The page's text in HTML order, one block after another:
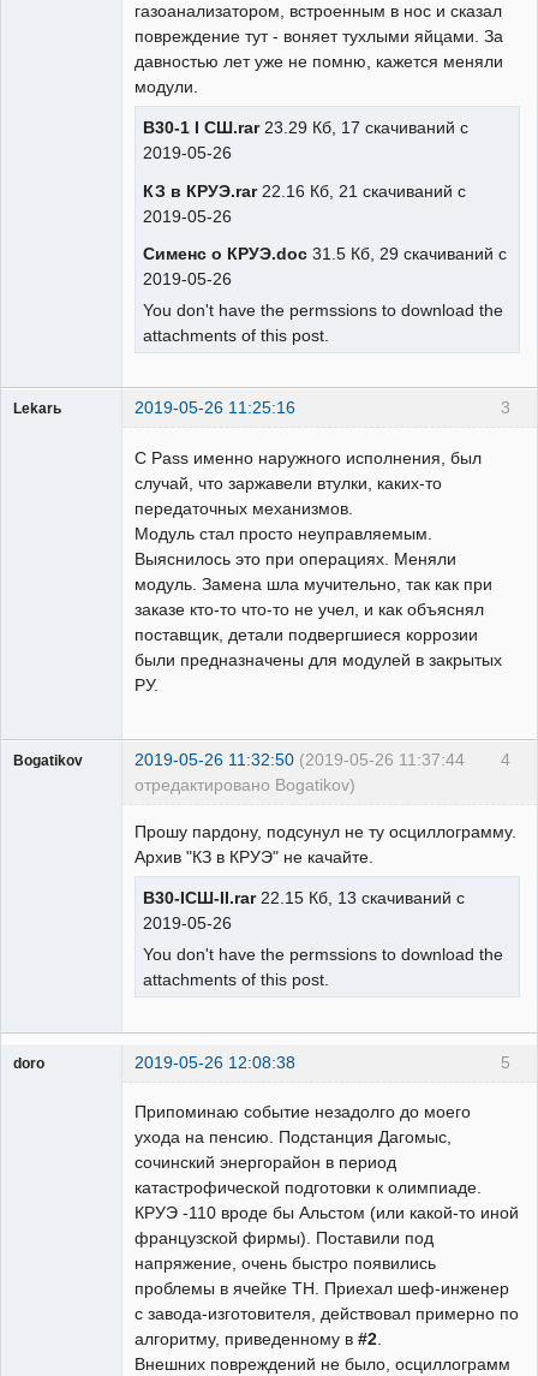
газоанализатором, встроенным в нос и сказал
повреждение тут - воняет тухлыми яйцами. За
давностью лет уже не помню, кажется меняли
модули.
В30-1 I СШ.rar23.29 Кб, 17 скачиваний с
2019-05-26
КЗ в КРУЭ.rar22.16 Кб, 21 скачиваний с
2019-05-26
Сименс о КРУЭ.doc 31.5 Кб, 29 скачиваний с
2019-05-26
You don't have the permssions to download the
attachments of this post.
3
Lekarь 2019-05-26 11:25:16
С Pass именно наружного исполнения, был
случай, что заржавели втулки, каких-то
передаточных механизмов.
Модуль стал просто неуправляемым.
Выяснилось это при операциях. Меняли
модуль. Замена шла мучительно, так как при
заказе кто-то что-то не учел, и как объяснял
поставщик, детали подвергшиеся коррозии
были предназначены для модулей в закрытых
РУ.
4
Bogatikov 2019-05-26 11:32:50 (2019-05-26 11:37:44
отредактировано Bogatikov)
Прошу пардону, подсунул не ту осциллограмму.
Архив "КЗ в КРУЭ" не качайте.
В30-IСШ-II.rar22.15 Кб, 13 скачиваний с
2019-05-26
You don't have the permssions to download the
attachments of this post.
5
doro 2019-05-26 12:08:38
Припоминаю событие незадолго до моего
ухода на пенсию. Подстанция Дагомыс,
сочинский энергорайон в период
катастрофической подготовки к олимпиаде.
КРУЭ -110 вроде бы Альстом (или какой-то иной
французской фирмы). Поставили под
напряжение, очень быстро появились
проблемы в ячейке ТН. Приехал шеф-инженер
с завода-изготовителя, действовал примерно по
алгоритму, приведенному в #2.
Внешних повреждений не было, осциллограмм